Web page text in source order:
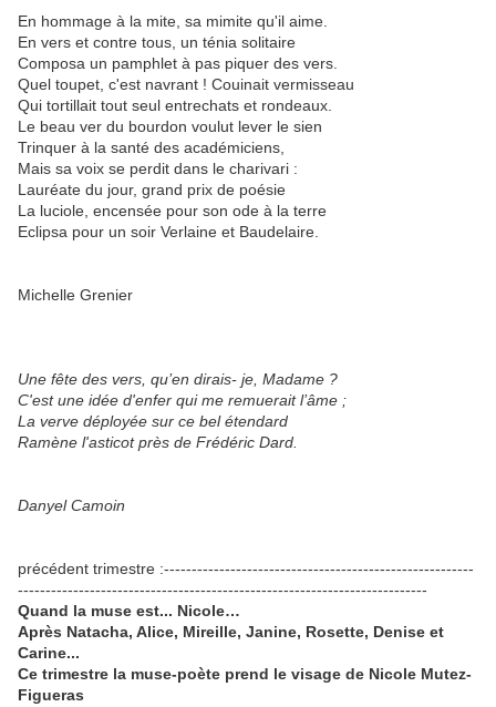
En hommage à la mite, sa mimite qu'il aime.
En vers et contre tous, un ténia solitaire
Composa un pamphlet à pas piquer des vers.
Quel toupet, c'est navrant ! Couinait vermisseau
Qui tortillait tout seul entrechats et rondeaux.
Le beau ver du bourdon voulut lever le sien
Trinquer à la santé des académiciens,
Mais sa voix se perdit dans le charivari :
Lauréate du jour, grand prix de poésie
La luciole, encensée pour son ode à la terre
Eclipsa pour un soir Verlaine et Baudelaire.
Michelle Grenier
Une fête des vers, qu’en dirais- je, Madame ?
C'est une idée d'enfer qui me remuerait l’âme ;
La verve déployée sur ce bel étendard
Ramène l'asticot près de Frédéric Dard.
Danyel Camoin
précédent trimestre :--------------------------------------------------------
--------------------------------------------------------------------------
Quand la muse est... Nicole…
Après Natacha, Alice, Mireille, Janine, Rosette, Denise et
Carine...
Ce trimestre la muse-poète prend le visage de Nicole Mutez-
Figueras